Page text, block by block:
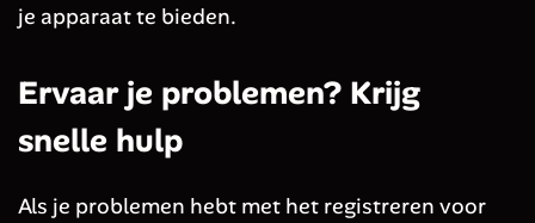
je apparaat te bieden.
Ervaar je problemen? Krijg
snelle hulp
Als je problemen hebt met het registreren voor